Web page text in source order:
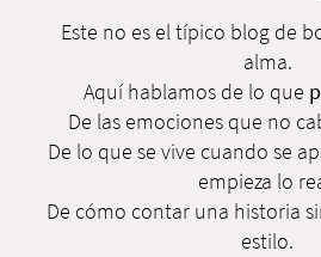
Este no es el típico blog de
alma.
Aquí hablamos de lo que
De las emociones que no
De lo que se vive cuando se
empieza lo
De cómo contar una historia
estilo.